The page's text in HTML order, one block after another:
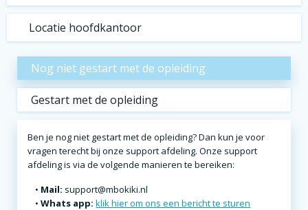
Locatie hoofdkantoor
Nog niet gestart met de opleiding
Gestart met de opleiding
Ben je nog niet gestart met de opleiding? Dan kun je voor
vragen terecht bij onze support afdeling. Onze support
afdeling is via de volgende manieren te bereiken:
Mail: support@mbokiki.nl
Whats app: klik hier om ons een bericht te sturen